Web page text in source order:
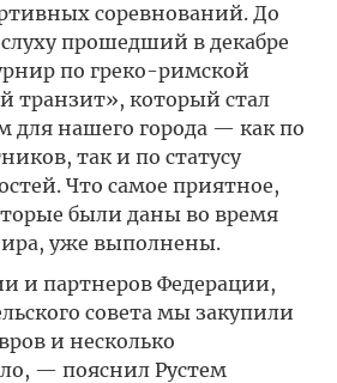
соревнований. До
прошедший в декабре
по греко-римской
транзит», который стал
для нашего города — как по
так и по статусу
Что самое приятное,
были даны во время
уже выполнены.
и партнеров Федерации,
совета мы закупили
и несколько
— пояснил Рустем